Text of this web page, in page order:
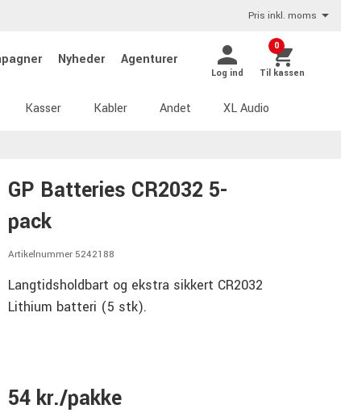
Pris inkl. moms
Nyheder Agenturer
Log ind
0
Til kassen
Kasser Kabler Andet XL Audio
GP Batteries CR2032 5-
pack
Artikelnummer 5242188
Langtidsholdbart og ekstra sikkert CR2032
Lithium batteri (5 stk).
54 kr./pakke